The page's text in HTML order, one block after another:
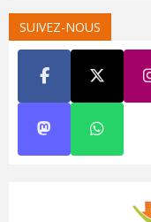
SUIVEZ-NOUS